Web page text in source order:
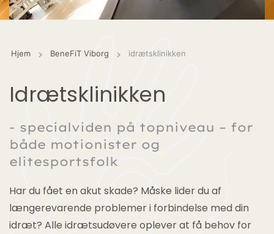
Hjem BeneFiT Viborg idrætsklinikken
Idrætsklinikken
- specialviden på topniveau – for
både motionister og
elitesportsfolk
Har du fået en akut skade? Måske lider du af
længerevarende problemer i forbindelse med din
idræt? Alle idrætsudøvere oplever at få behov for